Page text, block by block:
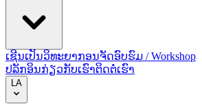
ເຊີນເປັນວິທະຍາກອນຈັດອົບຮົມ / Workshop
ປລັກອິນກ່ຽວກັບເຮົາຕິດຕໍ່ເຮົາ
LA